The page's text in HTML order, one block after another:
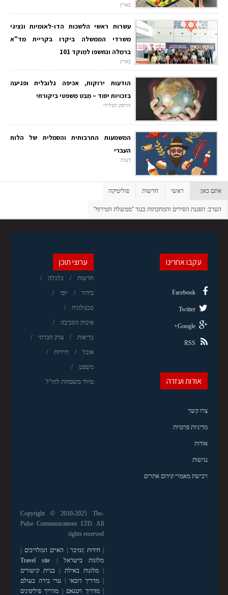
בארץ
עשרות ראשי הלשכות הדו-לאומיות ונציגי
משרדי הממשלה ביקרו בקריית מד"א
ברמלה ונחשפו למוקד 101
בארץ
הודעות ירוקות, אכיפה גלובלית ופגיעה
בזכויות יסוד – מבט משפטי ביקורתי
הדופק הפלילי
המשמעות התרבותית והסמלית של הלוח
העברי
דעות
אתם כאן: ראשי חדשות פוליטיקה
הערב: הפגנת הסירים והמחבתות כנגד ''ממשלת הטירוף''
ערוצי תוכן
חדשות כלכלה
בידור יופי
טכנולוגיה
איכות הסביבה
בריאות צדק חברתי
אוכל תיירות
משפט
טיולי משפחות לחו"ל
עקבו אחרינו
Facebook
Twitter
Google+
RSS
אודות ועזרה
צרו קשר
מדיניות פרטיות
אודות
נגישות
רכישת מאמרי קידום אתרים
Copyright © 2010-2025 The-
Pulse Communications LTD. All
rights reserved
|חידות |זנזיבר | האיים המלדיבים |
מלונות בישראל |
Travel site
|מלונות באילת | בניית קישורים
| מדריך דובאי | ערי בירה בעולם
|מדריך ויטנאם | מדריך פיליפינים